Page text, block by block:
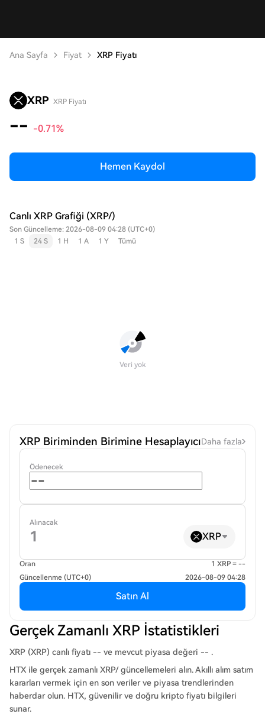
Ana Sayfa Fiyat XRP Fiyatı
XRP XRP Fiyatı
-- -0.71%
Hemen Kaydol
Canlı XRP Grafiği (XRP/)
Son Güncelleme: 2026-08-09 04:28 (UTC+0)
1 S
24 S 1 H 1 A 1 Y Tümü
Veri yok
XRP Biriminden Birimine HesaplayıcıDaha fazla
Ödenecek
Alınacak
XRP
Oran
1 XRP = --
Güncellenme (UTC+0)
2026-08-09 04:28
Satın Al
Gerçek Zamanlı XRP İstatistikleri
XRP (XRP) canlı fiyatı -- ve mevcut piyasa değeri -- .
HTX ile gerçek zamanlı XRP/ güncellemeleri alın. Akıllı alım satım
kararları vermek için en son veriler ve piyasa trendlerinden
haberdar olun. HTX, güvenilir ve doğru kripto fiyatı bilgileri
sunar.